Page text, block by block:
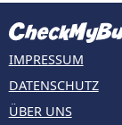
IMPRESSUM
DATENSCHUTZ
ÜBER UNS